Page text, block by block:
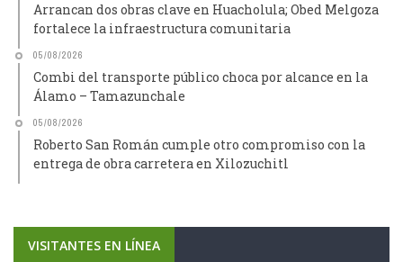
Arrancan dos obras clave en Huacholula; Obed Melgoza
fortalece la infraestructura comunitaria
05/08/2026
Combi del transporte público choca por alcance en la
Álamo – Tamazunchale
05/08/2026
Roberto San Román cumple otro compromiso con la
entrega de obra carretera en Xilozuchitl
VISITANTES EN LÍNEA